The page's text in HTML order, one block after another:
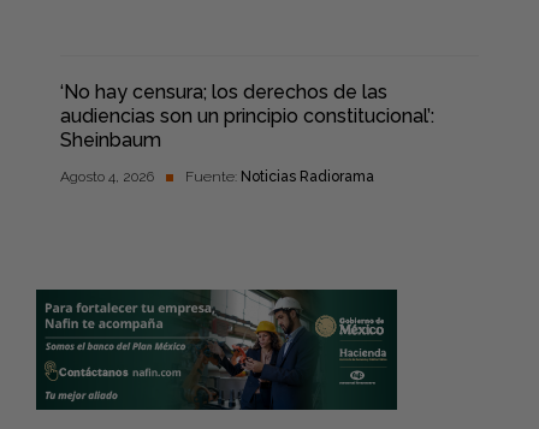
‘No hay censura; los derechos de las
audiencias son un principio constitucional’:
Sheinbaum
Agosto 4, 2026 Fuente: Noticias Radiorama